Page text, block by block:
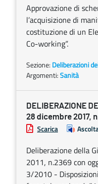
Approvazione di
l’acquisizione di
costituzione di un
Co-working”.
Sezione: Deliberazioni
Argomenti:Sanità
DELIBERAZIONE
28 dicembre 2017,
Scarica
Deliberazione della
2011, n.2369 con
3/2010 -